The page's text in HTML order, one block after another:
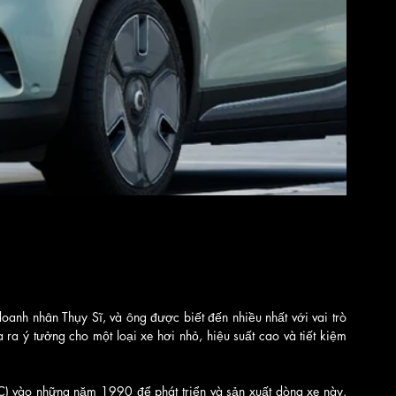
nhân Thụy Sĩ, và ông được biết đến nhiều nhất với vai trò
ý tưởng cho một loại xe hơi nhỏ, hiệu suất cao và tiết kiệm
vào những năm 1990 để phát triển và sản xuất dòng xe này.